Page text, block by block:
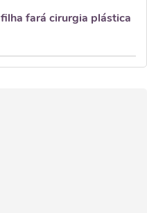
fará cirurgia plástica